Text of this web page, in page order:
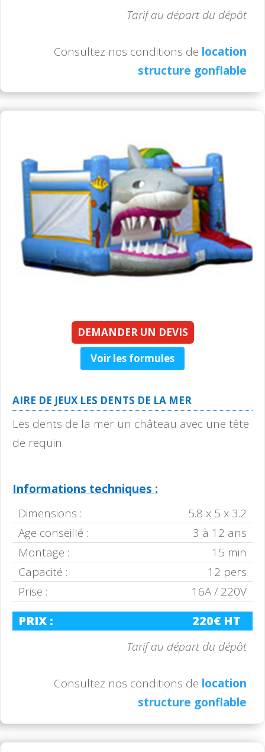
Tarif au départ du dépôt
Consultez nos conditions de location
structure gonflable
DEMANDER UN DEVIS
Voir les formules
AIRE DE JEUX LES DENTS DE LA MER
Les dents de la mer un château avec une tête
de requin.
Informations techniques :
Dimensions :
5.8 x 5 x 3.2
Age conseillé :
3 à 12 ans
Montage :
15 min
Capacité :
12 pers
Prise :
16A / 220V
PRIX : 220€ HT
Tarif au départ du dépôt
Consultez nos conditions de location
structure gonflable